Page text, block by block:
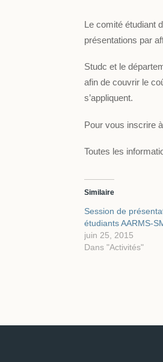
Le comité étudiant
présentations par
Studc et le
afin de couvrir le
s’appliquent.
Pour vous inscrire
Toutes les
Similaire
Session de
étudiants AARMS-
juin 25, 2015
Dans "Activités"